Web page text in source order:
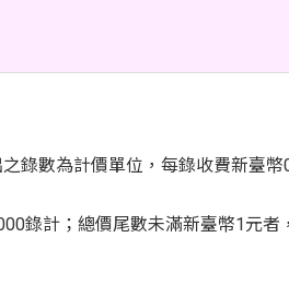
錄數為計價單位，每錄收費新臺
錄計；總價尾數未滿新臺幣1元者